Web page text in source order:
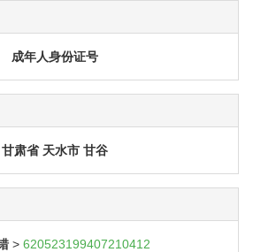
成年人身份证号
甘肃省 天水市 甘谷
> 620523199407210412